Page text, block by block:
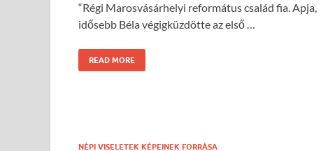
“Régi Marosvásárhelyi református család fia. Apja,
idősebb Béla végigküzdötte az első …
READ MORE
NÉPI VISELETEK KÉPEINEK FORRÁSA